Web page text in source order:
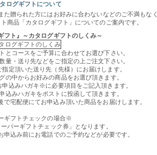
ログギフトについて
贈られた方にはお好みに合わないなどのご不満もなく
商品「カタログギフト」についてのご案内です。
フト』～カタログギフトのしくみ～
とコースをご予算に合わせてお選び下さい。
量・送り先などをご指定の上ご注文下さい。
指定頂いた送り先（先様）にお届けします。
の中からお好みの商品をお選び頂きます。
申込みハガキ※に必要項目をご記入頂きます。
込みハガキをポストに投函して頂きます。
で宅配便にてお申込み頂いた商品をお届けします。
ギフトチェックの場合※
パーギフトチェック券」となります。
申込み前にお電話でのご予約などが必要です。